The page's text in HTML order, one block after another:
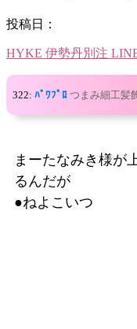
投稿日：
HYKE 伊勢丹別注
322: ﾊﾟﾜﾌﾟﾛ つまみ細工
まーたなみき様が
るんだが
●ねよこいつ